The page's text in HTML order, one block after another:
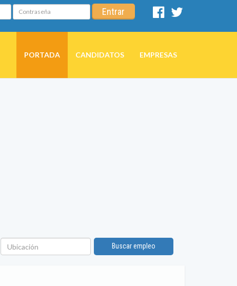
Contraseña Entrar
Facebook
PORTADA CANDIDATOS EMPRESAS
Ubicación
Buscar empleo